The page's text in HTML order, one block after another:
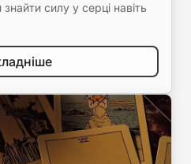
знайти силу у серці навіть